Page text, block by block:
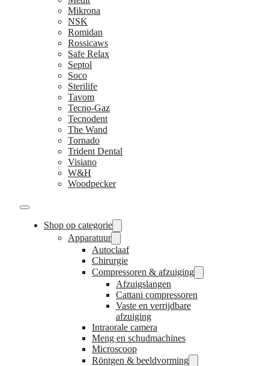
Mikrona
NSK
Romidan
Rossicaws
Safe Relax
Septol
Soco
Sterilife
Tavom
Tecno-Gaz
Tecnodent
The Wand
Tornado
Trident Dental
Visiano
W&H
Woodpecker
Shop op categorie
Apparatuur
Autoclaaf
Chirurgie
Compressoren & afzuiging
Afzuigslangen
Cattani compressoren
Vaste en verrijdbare
afzuiging
Intraorale camera
Meng en schudmachines
Microscoop
Röntgen & beeldvorming